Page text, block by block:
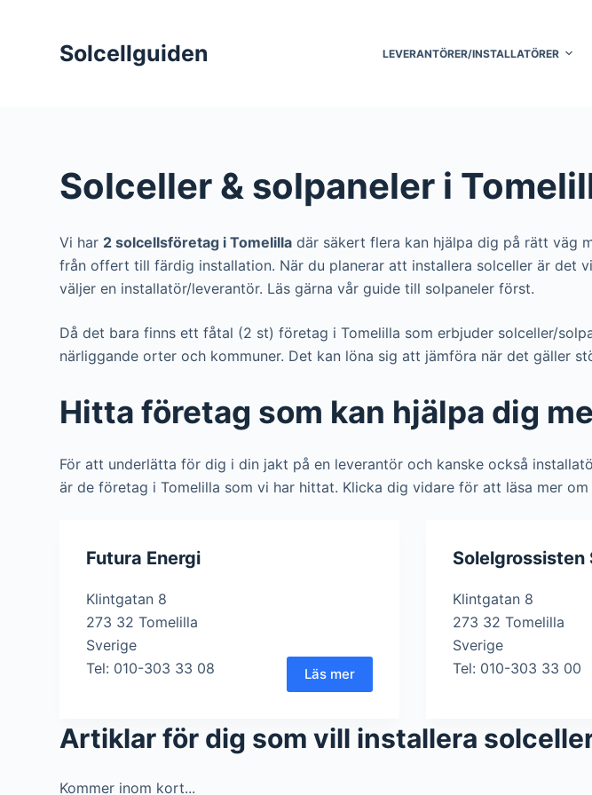
Solcellguiden LEVERANTÖRER/INSTALLATÖRER
Solceller & solpaneler i
Vi har 2 solcellsföretag i Tomelilla där säkert flera kan hjälpa dig på rätt väg
från offert till färdig installation. När du planerar att installera solceller är det
väljer en installatör/leverantör. Läs gärna vår guide till solpaneler först.
Då det bara finns ett fåtal (2 st) företag i Tomelilla som erbjuder solceller/
närliggande orter och kommuner. Det kan löna sig att jämföra när det gäller
Hitta företag som kan hjälpa dig
För att underlätta för dig i din jakt på en leverantör och kanske också
är de företag i Tomelilla som vi har hittat. Klicka dig vidare för att läsa mer
Futura Energi
Klintgatan 8
273 32 Tomelilla
Sverige
Tel: 010-303 33 08
Läs mer
Solelgrossisten
Klintgatan 8
273 32 Tomelilla
Sverige
Tel: 010-303 33 00
Artiklar för dig som vill installera
Kommer inom kort...